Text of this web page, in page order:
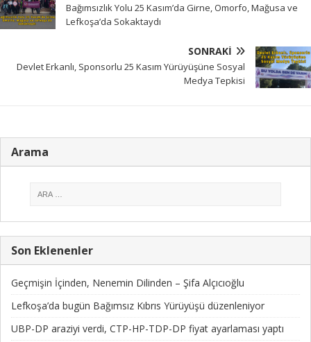
Bağımsızlık Yolu 25 Kasım’da Girne, Omorfo, Mağusa ve
Lefkoşa’da Sokaktaydı
SONRAKI
Devlet Erkanlı, Sponsorlu 25 Kasım Yürüyüşüne Sosyal
Medya Tepkisi
Arama
Son Eklenenler
Geçmişin İçinden, Nenemin Dilinden – Şifa Alçıcıoğlu
Lefkoşa’da bugün Bağımsız Kıbrıs Yürüyüşü düzenleniyor
UBP-DP araziyi verdi, CTP-HP-TDP-DP fiyat ayarlaması yaptı